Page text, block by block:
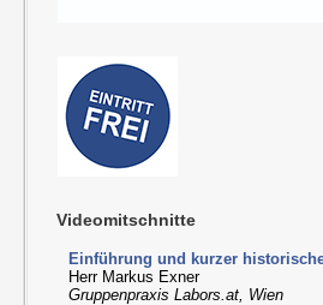
Videomitschnitte
Einführung und kurzer
Herr Markus Exner
Gruppenpraxis Labors.at, Wien